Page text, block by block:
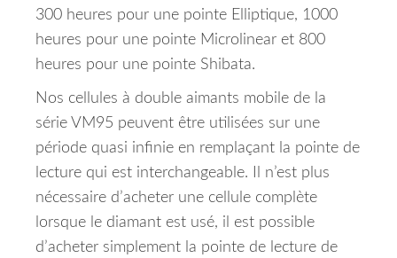
300 heures pour une pointe Elliptique, 1000
heures pour une pointe Microlinear et 800
heures pour une pointe Shibata.
Nos cellules à double aimants mobile de la
série VM95 peuvent être utilisées sur une
période quasi infinie en remplaçant la pointe de
lecture qui est interchangeable. Il n’est plus
nécessaire d’acheter une cellule complète
lorsque le diamant est usé, il est possible
d’acheter simplement la pointe de lecture de